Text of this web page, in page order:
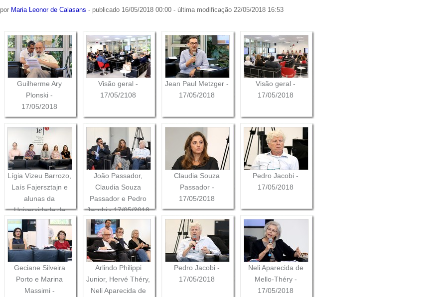
por Maria Leonor de Calasans - publicado16/05/2018 00:00 - última modificação22/05/2018 16:53
Guilherme Ary
Plonski -
17/05/2018
Visão geral -
17/05/2108
Jean Paul Metzger -
17/05/2018
Visão geral -
17/05/2018
Lígia Vizeu Barrozo,
Laís Fajersztajn e
alunas da
Universidade de
Bonn
João Passador,
Claudia Souza
Passador e Pedro
Jacobi - 17/05/2018
Claudia Souza
Passador -
17/05/2018
Pedro Jacobi -
17/05/2018
Geciane Silveira
Porto e Marina
Massimi -
Arlindo Philippi
Junior, Hervé Théry,
Neli Aparecida de
Pedro Jacobi -
17/05/2018
Neli Aparecida de
Mello-Théry -
17/05/2018